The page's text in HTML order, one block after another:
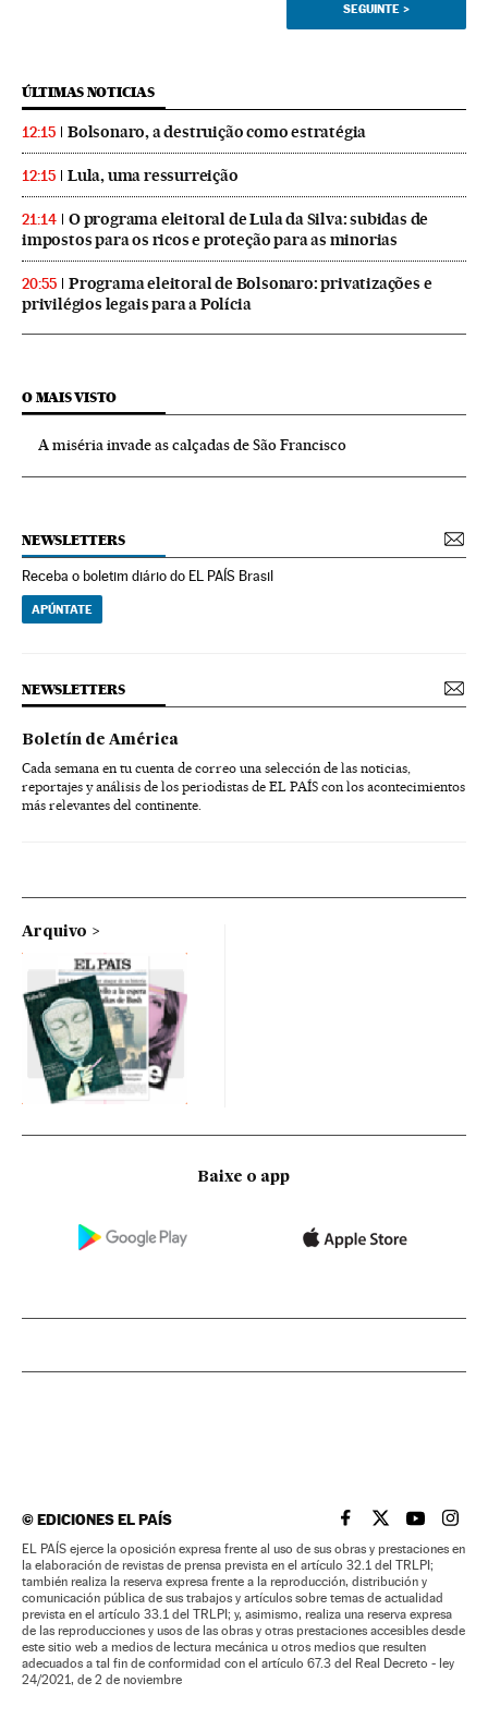
SEGUINTE >
ÚLTIMAS NOTICIAS
12:15 Bolsonaro, a destruição como estratégia
12:15 Lula, uma ressurreição
21:14
O programa eleitoral de Lula da Silva: subidas de
impostos para os ricos e proteção para as minorias
20:55
Programa eleitoral de Bolsonaro: privatizações e
privilégios legais para a Polícia
O MAIS VISTO
A miséria invade as calçadas de São Francisco
NEWSLETTERS
Receba o boletim diário do EL PAÍS Brasil
APÚNTATE
NEWSLETTERS
Boletín de América
Cada semana en tu cuenta de correo una selección de las noticias,
reportajes y análisis de los periodistas de EL PAÍS con los acontecimientos
más relevantes del continente.
Arquivo
Baixe o app
©EDICIONES EL PAÍS EL PAÍS BRASIL EN
EL PAÍSEL PAÍS
EL
EL PAÍS ejerce la oposición expresa frente al uso de sus obras y prestaciones en
la elaboración de revistas de prensa prevista en el artículo 32.1 del TRLPI;
también realiza la reserva expresa frente a la reproducción, distribución y
comunicación pública de sus trabajos y artículos sobre temas de actualidad
prevista en el artículo 33.1 del TRLPI; y, asimismo, realiza una reserva expresa
de las reproducciones y usos de las obras y otras prestaciones accesibles desde
este sitio web a medios de lectura mecánica u otros medios que resulten
adecuados a tal fin de conformidad con el artículo 67.3 del Real Decreto - ley
24/2021, de 2 de noviembre